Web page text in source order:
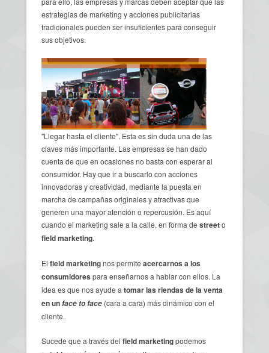
estrategias de marketing y acciones publicitarias
tradicionales pueden ser insuficientes para conseguir
sus objetivos.
"Llegar hasta el cliente". Esta es sin duda una de las
claves más importante. Las empresas se han dado
cuenta de que en ocasiones no basta con esperar al
consumidor. Hay que ir a buscarlo con acciones
innovadoras y creatividad, mediante la puesta en
marcha de campañas originales y atractivas que
generen una mayor atención o repercusión. Es aquí
cuando el marketing sale a la calle, en forma de streeto
field marketing.
El field marketingnos permite acercarnos a los
consumidores para enseñarnos a hablar con ellos. La
idea es que nos ayude a tomar las riendas de la venta
en unface to face (cara a cara) más dinámico con el
cliente.
Sucede que a través del field marketingpodemos